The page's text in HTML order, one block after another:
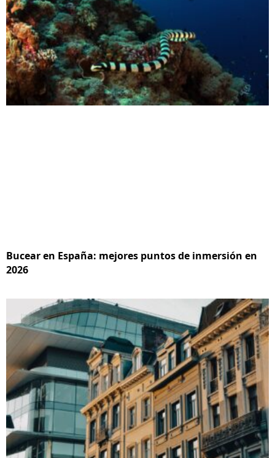
Bucear en España: mejores puntos de inmersión en
2026